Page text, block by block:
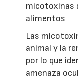
micotoxinas
alimentos
Las
animal y la
por lo que
amenaza